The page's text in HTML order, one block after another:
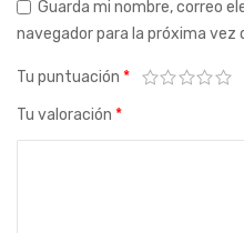
Guarda mi nombre, correo
navegador para la próxima vez
Tu puntuación *
Tu valoración *